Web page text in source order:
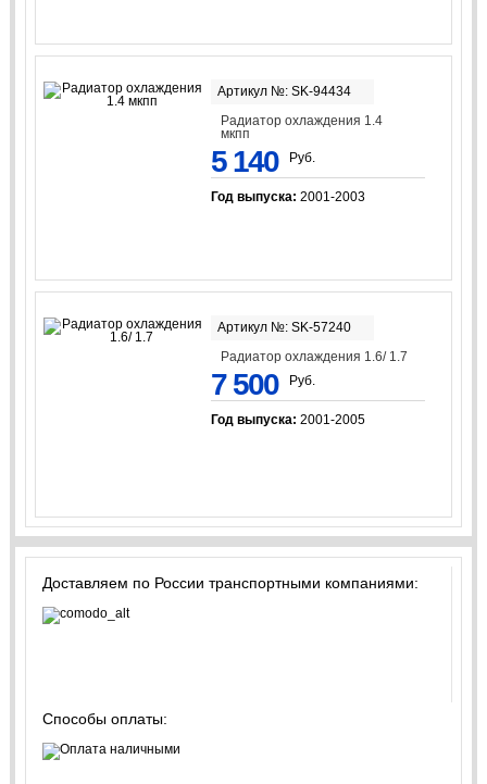
Артикул №: SK-94434
Радиатор охлаждения 1.4
мкпп
5 140 Руб.
Год выпуска: 2001-2003
Артикул №: SK-57240
Радиатор охлаждения 1.6/ 1.7
7 500 Руб.
Год выпуска: 2001-2005
Доставляем по России транспортными компаниями:
Способы оплаты: